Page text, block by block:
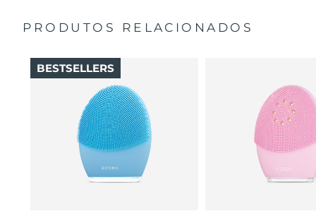
PRODUTOS RELACIONADOS
BESTSELLERS